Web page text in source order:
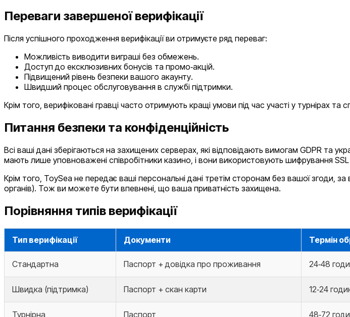
Переваги завершеної верифікації
Після успішного проходження верифікації ви отримуєте ряд переваг:
Можливість виводити виграші без обмежень.
Доступ до ексклюзивних бонусів та промо‑акцій.
Підвищений рівень безпеки вашого акаунту.
Швидший процес обслуговування в службі підтримки.
Крім того, верифіковані гравці часто отримують кращі умови під час участі у турнірах та
Питання безпеки та конфіденційність
Всі ваші дані зберігаються на захищених серверах, які відповідають вимогам GDPR та
мають лише уповноважені співробітники казино, і вони використовують шифрування
Крім того, ToySea не передає ваші персональні дані третім сторонам без вашої згоди,
органів). Тож ви можете бути впевнені, що ваша приватність захищена.
Порівняння типів верифікації
Тип верифікації Документи Термін
Стандартна Паспорт + довідка про проживання 24‑48
Швидка (підтримка) Паспорт + скан карти 12‑24
Турнірна Паспорт 48‑72